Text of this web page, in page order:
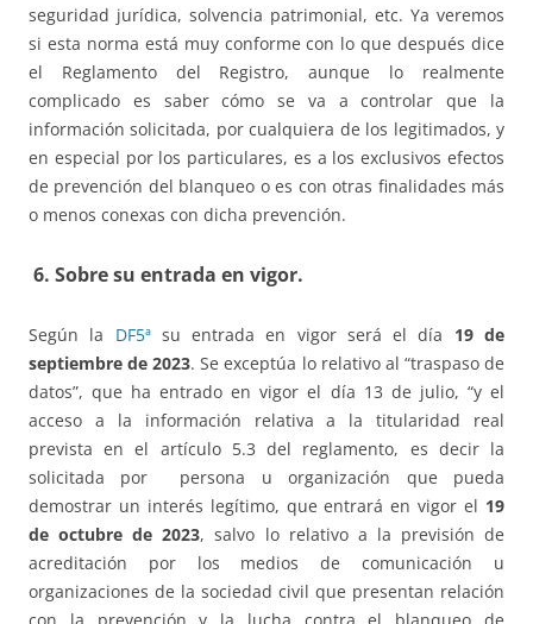
seguridad jurídica, solvencia patrimonial, etc. Ya veremos
si esta norma está muy conforme con lo que después dice
el Reglamento del Registro, aunque lo realmente
complicado es saber cómo se va a controlar que la
información solicitada, por cualquiera de los legitimados, y
en especial por los particulares, es a los exclusivos efectos
de prevención del blanqueo o es con otras finalidades más
o menos conexas con dicha prevención.
6. Sobre su entrada en vigor.
Según la DF5ªsu entrada en vigor será el día 19 de
septiembre de 2023. Se exceptúa lo relativo al “traspaso de
datos”, que ha entrado en vigor el día 13 de julio, “y el
acceso a la información relativa a la titularidad real
prevista en el artículo 5.3 del reglamento, es decir la
solicitada por persona u organización que pueda
demostrar un interés legítimo, que entrará en vigor el 19
de octubre de 2023, salvo lo relativo a la previsión de
acreditación por los medios de comunicación u
organizaciones de la sociedad civil que presentan relación